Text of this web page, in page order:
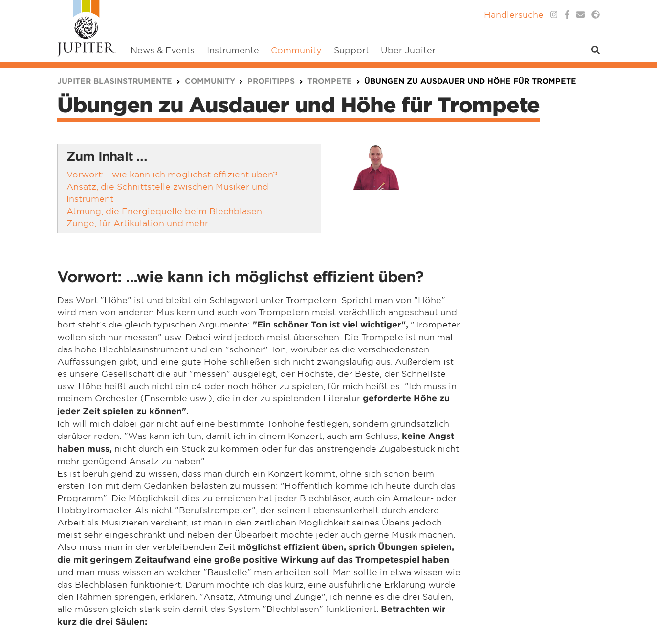
News & Events Instrumente Community Support Über Jupiter
Händlersuche
JUPITER BLASINSTRUMENTE COMMUNITY PROFITIPPS TROMPETE ÜBUNGEN ZU AUSDAUER UND HÖHE FÜR TROMPETE
Übungen zu Ausdauer und Höhe für Trompete
Zum Inhalt ...
Vorwort: ...wie kann ich möglichst effizient üben?
Ansatz, die Schnittstelle zwischen Musiker und
Instrument
Atmung, die Energiequelle beim Blechblasen
Zunge, für Artikulation und mehr
Vorwort: ...wie kann ich möglichst effizient üben?
Das Wort "Höhe" ist und bleibt ein Schlagwort unter Trompetern. Spricht man von "Höhe"
wird man von anderen Musikern und auch von Trompetern meist verächtlich angeschaut und
hört steht’s die gleich typischen Argumente: "Ein schöner Ton ist viel wichtiger", "Trompeter
wollen sich nur messen" usw. Dabei wird jedoch meist übersehen: Die Trompete ist nun mal
das hohe Blechblasinstrument und ein "schöner" Ton, worüber es die verschiedensten
Auffassungen gibt, und eine gute Höhe schließen sich nicht zwangsläufig aus. Außerdem ist
es unsere Gesellschaft die auf "messen" ausgelegt, der Höchste, der Beste, der Schnellste
usw. Höhe heißt auch nicht ein c4 oder noch höher zu spielen, für mich heißt es: "Ich muss in
meinem Orchester (Ensemble usw.), die in der zu spielenden Literatur geforderte Höhe zu
jeder Zeit spielen zu können".
Ich will mich dabei gar nicht auf eine bestimmte Tonhöhe festlegen, sondern grundsätzlich
darüber reden: "Was kann ich tun, damit ich in einem Konzert, auch am Schluss, keine Angst
haben muss, nicht durch ein Stück zu kommen oder für das anstrengende Zugabestück nicht
mehr genügend Ansatz zu haben".
Es ist beruhigend zu wissen, dass man durch ein Konzert kommt, ohne sich schon beim
ersten Ton mit dem Gedanken belasten zu müssen: "Hoffentlich komme ich heute durch das
Programm". Die Möglichkeit dies zu erreichen hat jeder Blechbläser, auch ein Amateur- oder
Hobbytrompeter. Als nicht "Berufstrompeter", der seinen Lebensunterhalt durch andere
Arbeit als Musizieren verdient, ist man in den zeitlichen Möglichkeit seines Übens jedoch
meist sehr eingeschränkt und neben der Übearbeit möchte jeder auch gerne Musik machen.
Also muss man in der verbleibenden Zeit möglichst effizient üben, sprich Übungen spielen,
die mit geringem Zeitaufwand eine große positive Wirkung auf das Trompetespiel haben
und man muss wissen an welcher "Baustelle" man arbeiten soll. Man sollte in etwa wissen wie
das Blechblasen funktioniert. Darum möchte ich das kurz, eine ausführliche Erklärung würde
den Rahmen sprengen, erklären. "Ansatz, Atmung und Zunge", ich nenne es die drei Säulen,
alle müssen gleich stark sein damit das System "Blechblasen" funktioniert. Betrachten wir
kurz die drei Säulen: